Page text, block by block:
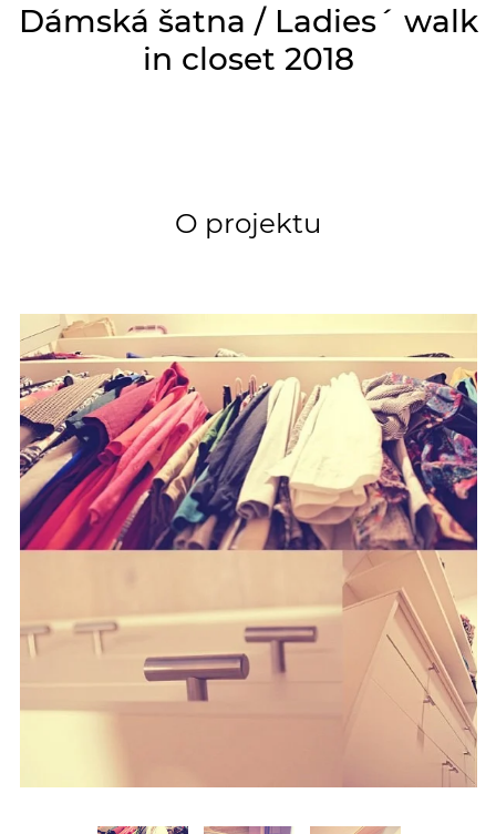
Dámská šatna / Ladies´ walk
in closet 2018
O projektu